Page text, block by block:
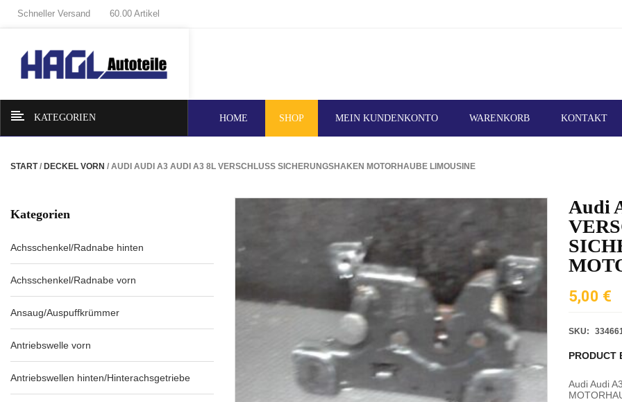
Schneller Versand 60.00 Artikel
KATEGORIEN HOME SHOP MEIN KUNDENKONTO WARENKORB KONTAKT
START/ DECKEL VORN / AUDI AUDI A3 AUDI A3 8L VERSCHLUSS SICHERUNGSHAKEN MOTORHAUBE LIMOUSINE
Kategorien
Achsschenkel/Radnabe hinten
Achsschenkel/Radnabe vorn
Ansaug/Auspuffkrümmer
Antriebswelle vorn
Antriebswellen hinten/Hinterachsgetriebe
Audi
5,00 €
SKU:
PRODUCT
Audi Audi